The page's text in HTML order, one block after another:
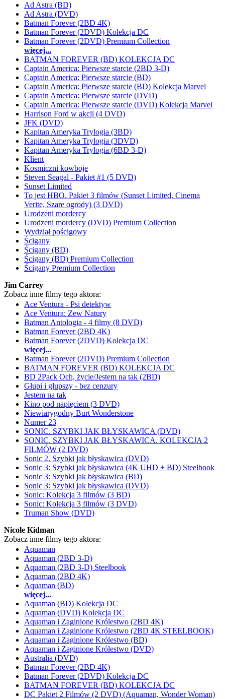
Ad Astra (BD)
Ad Astra (DVD)
Batman Forever (2BD 4K)
Batman Forever (2DVD) Kolekcja DC
Batman Forever (2DVD) Premium Collection
więcej...
BATMAN FOREVER (BD) KOLEKCJA DC
Captain America: Pierwsze starcie (2BD 3-D)
Captain America: Pierwsze starcie (BD)
Captain America: Pierwsze starcie (BD) Kolekcja Marvel
Captain America: Pierwsze starcie (DVD)
Captain America: Pierwsze starcie (DVD) Kolekcja Marvel
Harrison Ford w akcji (4 DVD)
JFK (DVD)
Kapitan Ameryka Trylogia (3BD)
Kapitan Ameryka Trylogia (3DVD)
Kapitan Ameryka Trylogia (6BD 3-D)
Klient
Kosmiczni kowboje
Steven Seagal - Pakiet #1 (5 DVD)
Sunset Limited
To jest HBO. Pakiet 3 filmów (Sunset Limited, Cinema
Verite, Szare ogrody) (3 DVD)
Urodzeni mordercy
Urodzeni mordercy (DVD) Premium Collection
Wydział pościgowy
Ścigany
Ścigany (BD)
Ścigany (BD) Premium Collection
Ścigany Premium Collection
Jim Carrey
Zobacz inne filmy tego aktora:
Ace Ventura - Psi detektyw
Ace Ventura: Zew Natury
Batman Antologia - 4 filmy (8 DVD)
Batman Forever (2BD 4K)
Batman Forever (2DVD) Kolekcja DC
więcej...
Batman Forever (2DVD) Premium Collection
BATMAN FOREVER (BD) KOLEKCJA DC
BD 2Pack Och, życie/Jestem na tak (2BD)
Głupi i głupszy - bez cenzury
Jestem na tak
Kino pod napięciem (3 DVD)
Niewiarygodny Burt Wonderstone
Numer 23
SONIC. SZYBKI JAK BŁYSKAWICA (DVD)
SONIC. SZYBKI JAK BŁYSKAWICA. KOLEKCJA 2
FILMÓW (2 DVD)
Sonic 2. Szybki jak błyskawica (DVD)
Sonic 3: Szybki jak błyskawica (4K UHD + BD) Steelbook
Sonic 3: Szybki jak błyskawica (BD)
Sonic 3: Szybki jak błyskawica (DVD)
Sonic: Kolekcja 3 filmów (3 BD)
Sonic: Kolekcja 3 filmów (3 DVD)
Truman Show (DVD)
Nicole Kidman
Zobacz inne filmy tego aktora:
Aquaman
Aquaman (2BD 3-D)
Aquaman (2BD 3-D) Steelbook
Aquaman (2BD 4K)
Aquaman (BD)
więcej...
Aquaman (BD) Kolekcja DC
Aquaman (DVD) Kolekcja DC
Aquaman i Zaginione Królestwo (2BD 4K)
Aquaman i Zaginione Królestwo (2BD 4K STEELBOOK)
Aquaman i Zaginione Królestwo (BD)
Aquaman i Zaginione Królestwo (DVD)
Australia (DVD)
Batman Forever (2BD 4K)
Batman Forever (2DVD) Kolekcja DC
BATMAN FOREVER (BD) KOLEKCJA DC
DC Pakiet 2 Filmów (2 DVD) (Aquaman, Wonder Woman)